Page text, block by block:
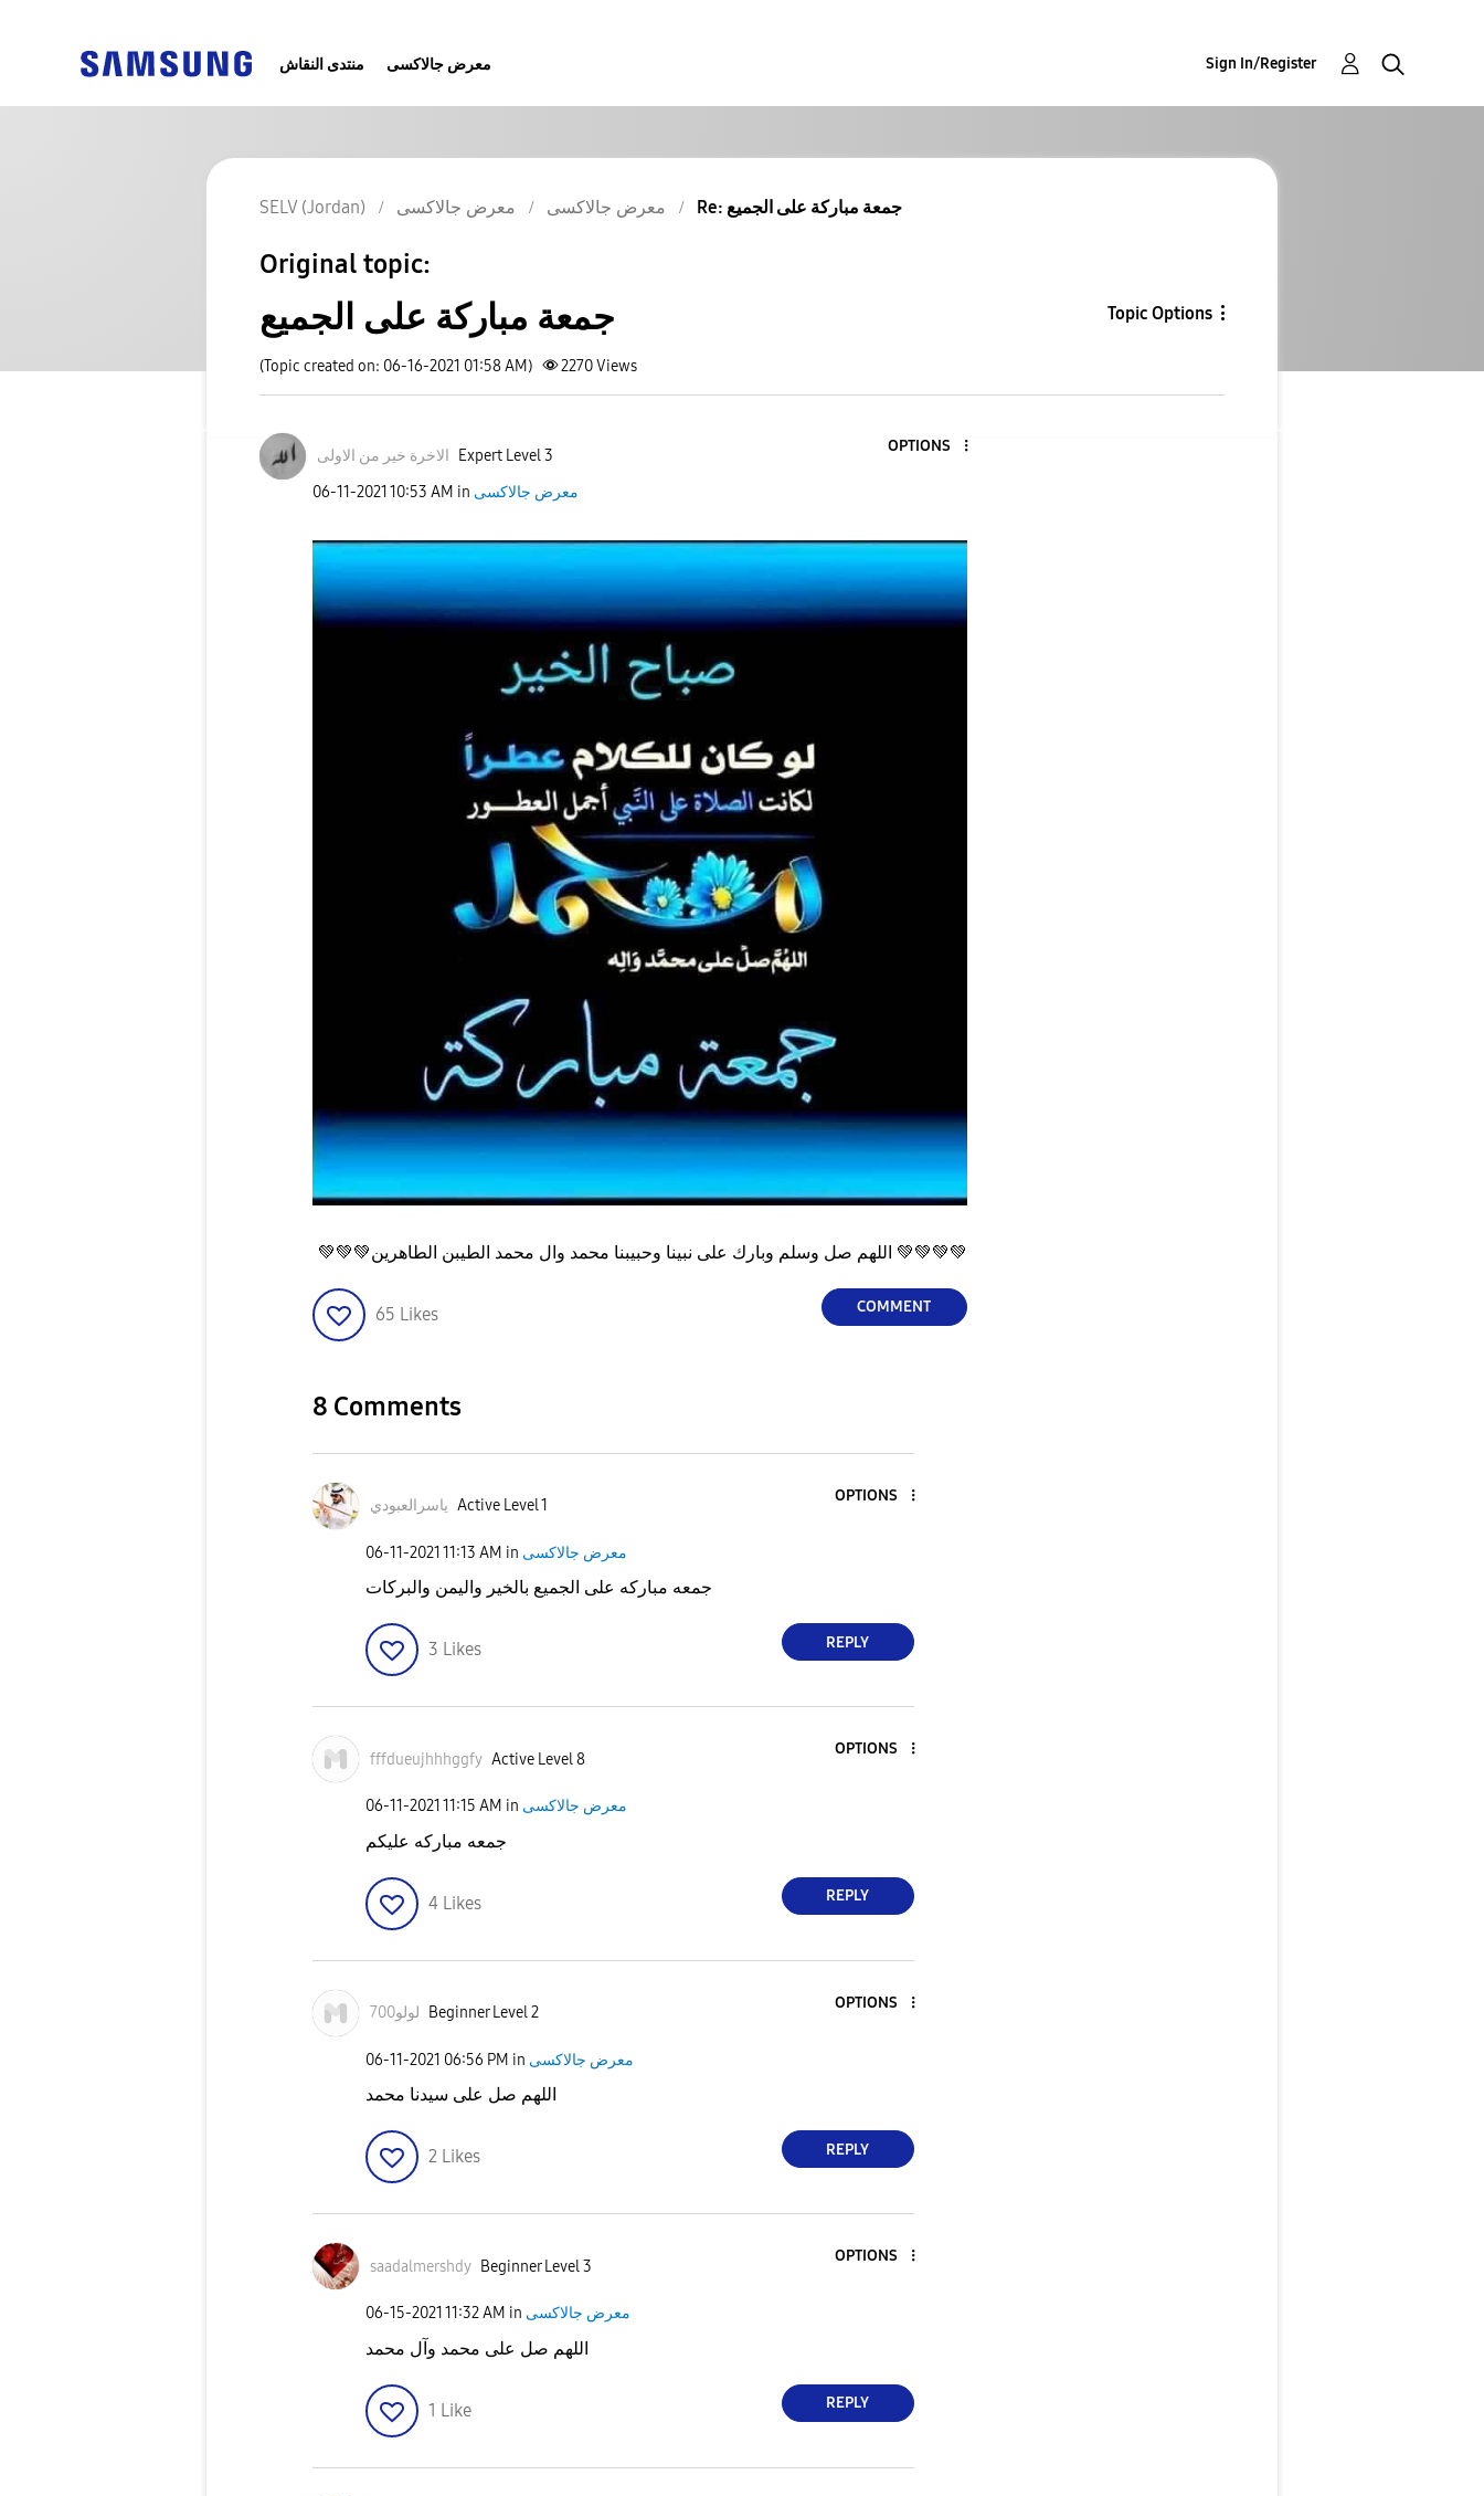
منتدى النقاش معرض جالاكسى Sign In/Register
SELV (Jordan) معرض جالاكسى معرض جالاكسى Re: جمعة مباركة على الجميع
Original topic:
جمعة مباركة على الجميع Topic Options
(Topic created on: 06-16-2021 01:58 AM) 2270Views
الاخرة خير من الاولى Expert Level 3
OPTIONS
‎06-11-2021 10:53 AM in معرض جالاكسى
💚💚💚 💚💚💚💚
65 Likes COMMENT
8 Comments
ياسرالعبودي Active Level 1
OPTIONS
‎06-11-2021 11:13 AM in معرض جالاكسى
جمعه مباركه على الجميع بالخير واليمن والبركات
3 Likes REPLY
fffdueujhhhggfy Active Level 8
OPTIONS
‎06-11-2021 11:15 AM in معرض جالاكسى
جمعه مباركه عليكم
4 Likes REPLY
لولو700 Beginner Level 2
OPTIONS
‎06-11-2021 06:56 PM in معرض جالاكسى
اللهم صل على سيدنا محمد
2 Likes REPLY
saadalmershdy Beginner Level 3
OPTIONS
‎06-15-2021 11:32 AM in معرض جالاكسى
اللهم صل على محمد وآل محمد
1 Like REPLY